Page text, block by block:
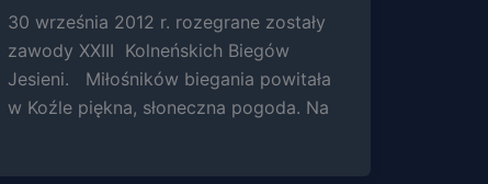
30 września 2012 r. rozegrane zostały
zawody XXIII Kolneńskich Biegów
Jesieni. Miłośników biegania powitała
w Koźle piękna, słoneczna pogoda. Na